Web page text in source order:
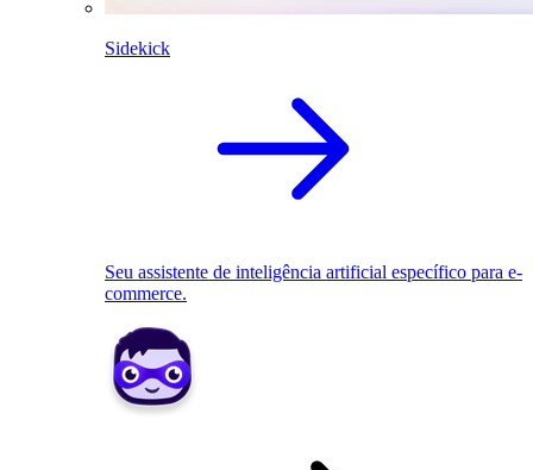
Sidekick
Seu assistente de inteligência artificial específico para e-
commerce.